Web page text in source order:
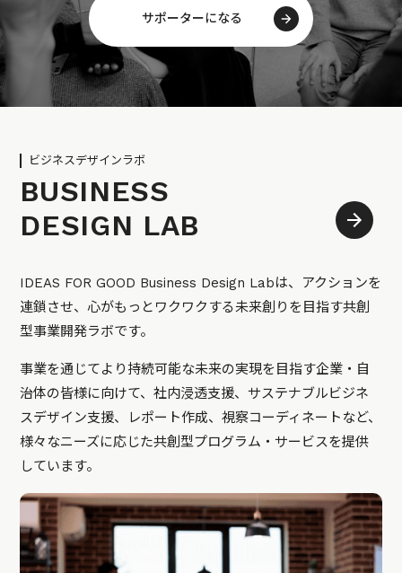
サポーターになる
ビジネスデザインラボ
BUSINESS
DESIGN LAB
IDEAS FOR GOOD Business Design Labは、アクションを
連鎖させ、心がもっとワクワクする未来創りを目指す共創
型事業開発ラボです。
事業を通じてより持続可能な未来の実現を目指す企業・自
治体の皆様に向けて、社内浸透支援、サステナブルビジネ
スデザイン支援、レポート作成、視察コーディネートなど、
様々なニーズに応じた共創型プログラム・サービスを提供
しています。